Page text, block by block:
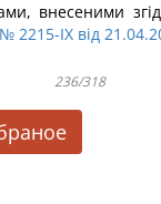
внесеними
№ 2215-IX від
236/318